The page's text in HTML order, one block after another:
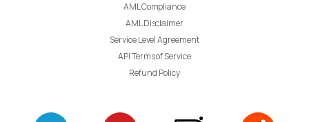
AML Compliance
AML Disclaimer
Service Level Agreement
API Terms of Service
Refund Policy